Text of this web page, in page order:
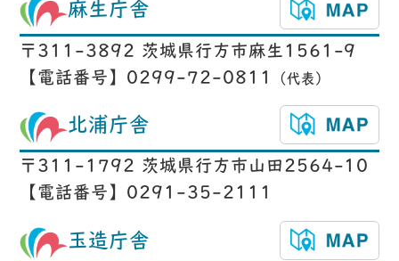
麻生庁舎
〒311-3892 茨城県行方市麻生1561-9
【電話番号】0299-72-0811
（代表）
北浦庁舎
〒311-1792 茨城県行方市山田2564-10
【電話番号】0291-35-2111
玉造庁舎